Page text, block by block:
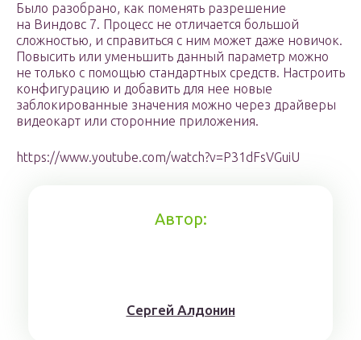
Было разобрано, как поменять разрешение
на Виндовс 7. Процесс не отличается большой
сложностью, и справиться с ним может даже новичок.
Повысить или уменьшить данный параметр можно
не только с помощью стандартных средств. Настроить
конфигурацию и добавить для нее новые
заблокированные значения можно через драйверы
видеокарт или сторонние приложения.
https://www.youtube.com/watch?v=P31dFsVGuiU
Автор:
Сергей Алдонин